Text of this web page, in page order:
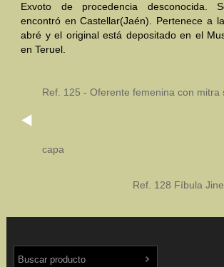
Otras Civilizaciones
Trabajos Especiales
Exvoto de procedencia desconocida.
encontró en Castellar(Jaén). Pertenece a
abré y el original está depositado en el
en Teruel.
Ref. 125 - Oferente femenina con mitra
capa
Ref. 128 Fíbula